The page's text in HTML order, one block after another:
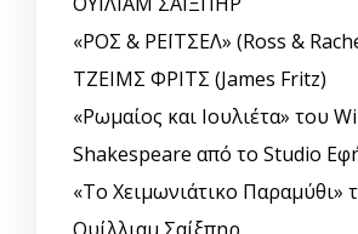
«ΡΟΣ & ΡΕΪΤΣΕΛ» (Ross &
ΤΖΕΙΜΣ ΦΡΙΤΣ (James Fritz)
«Ρωμαίος και Ιουλιέτα» του
Shakespeare από το Studio
«Το Χειμωνιάτικο Παραμύθι»